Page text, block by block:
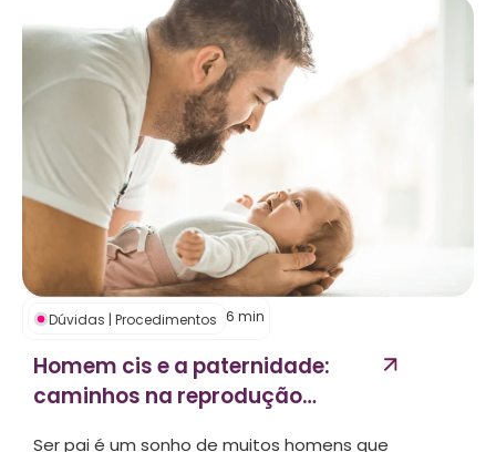
Dúvidas | Procedimentos 6 min
Homem cis e a paternidade:
caminhos na reprodução
Ser pai é um sonho de muitos homens que